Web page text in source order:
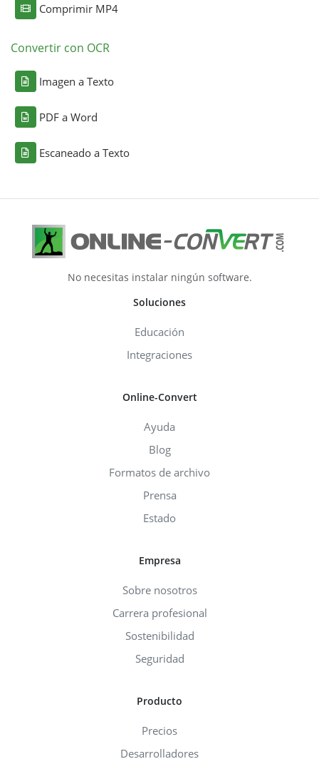
Comprimir MP4
Convertir con OCR
Imagen a Texto
PDF a Word
Escaneado a Texto
No necesitas instalar ningún software.
Soluciones
Educación
Integraciones
Online-Convert
Ayuda
Blog
Formatos de archivo
Prensa
Estado
Empresa
Sobre nosotros
Carrera profesional
Sostenibilidad
Seguridad
Producto
Precios
Desarrolladores